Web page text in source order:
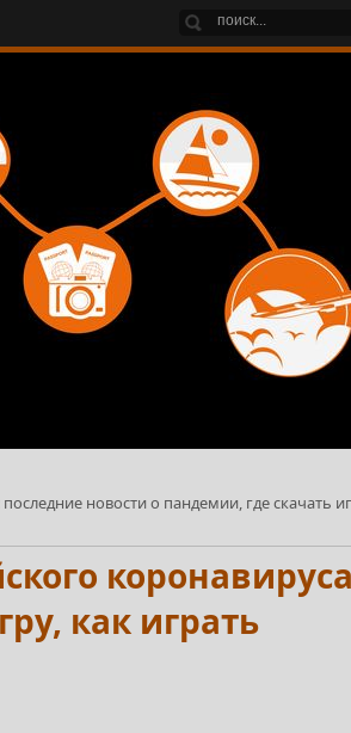
новости о пандемии, где скачать
как играть